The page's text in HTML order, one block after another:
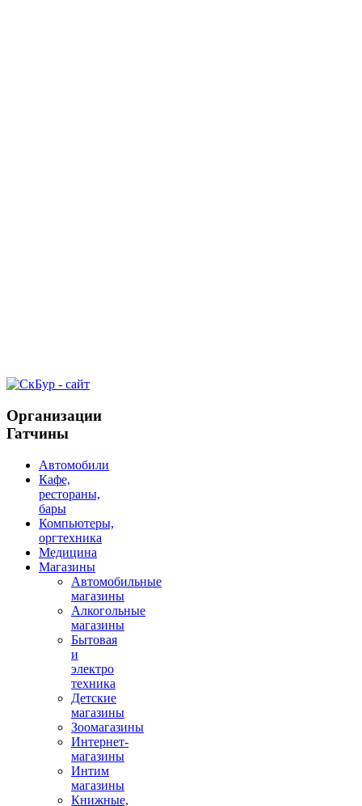
Организации
Гатчины
Автомобили
Кафе,
рестораны,
бары
Компьютеры,
оргтехника
Медицина
Магазины
Автомобильные
магазины
Алкогольные
магазины
Бытовая
и
электро
техника
Детские
магазины
Зоомагазины
Интернет-
магазины
Интим
магазины
Книжные,